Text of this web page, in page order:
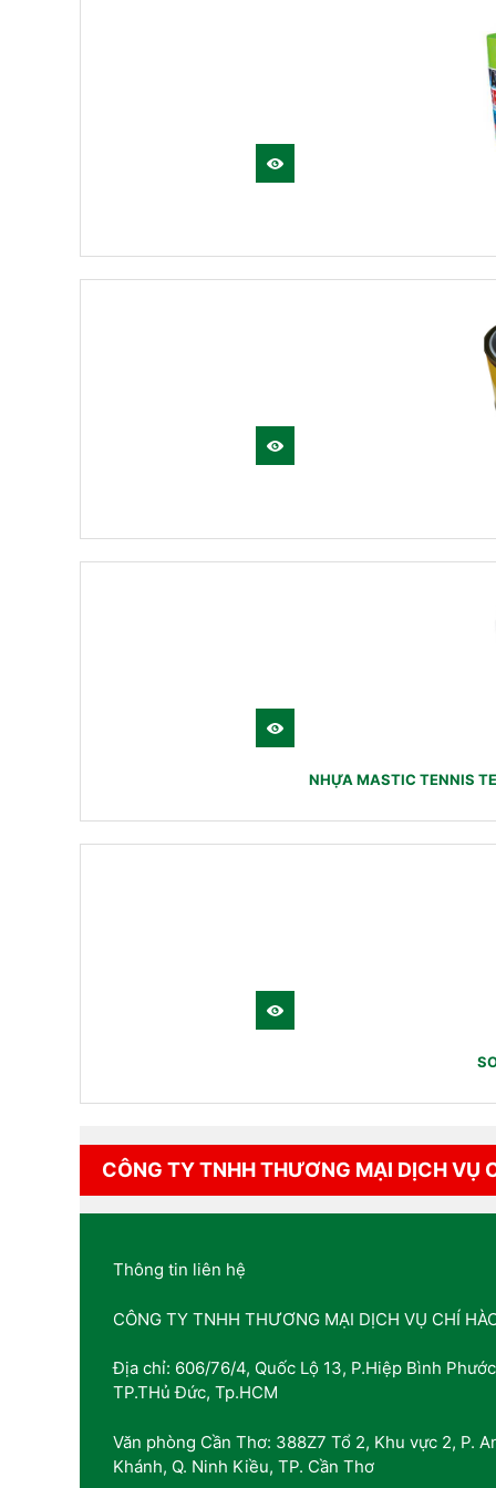
NHỰA MASTIC TENNIS
CÔNG TY TNHH THƯƠNG MẠI DỊCH VỤ
Thông tin liên hệ
CÔNG TY TNHH THƯƠNG MẠI DỊCH VỤ CHÍ
Địa chỉ: 606/76/4, Quốc Lộ 13, P.Hiệp Bình
TP.THủ Đức, Tp.HCM
Văn phòng Cần Thơ: 388Z7 Tổ 2, Khu vực 2, P.
Khánh, Q. Ninh Kiều, TP. Cần Thơ